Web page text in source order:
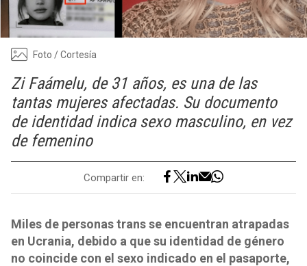
Foto / Cortesía
Zi Faámelu, de 31 años, es una de las
tantas mujeres afectadas. Su documento
de identidad indica sexo masculino, en vez
de femenino
Compartir en:
Miles de personas trans se encuentran atrapadas
en Ucrania, debido a que su identidad de género
no coincide con el sexo indicado en el pasaporte,